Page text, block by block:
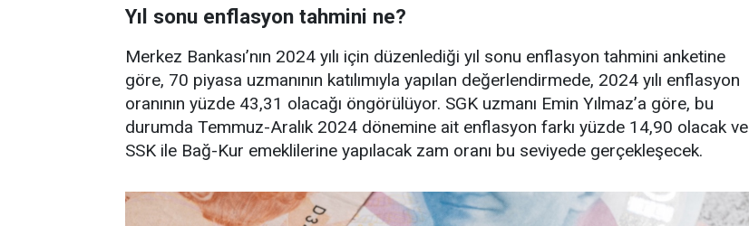
Yıl sonu enflasyon tahmini ne?
Merkez Bankası’nın 2024 yılı için düzenlediği yıl sonu enflasyon tahmini anketine
göre, 70 piyasa uzmanının katılımıyla yapılan değerlendirmede, 2024 yılı enflasyon
oranının yüzde 43,31 olacağı öngörülüyor. SGK uzmanı Emin Yılmaz’a göre, bu
durumda Temmuz-Aralık 2024 dönemine ait enflasyon farkı yüzde 14,90 olacak ve
SSK ile Bağ-Kur emeklilerine yapılacak zam oranı bu seviyede gerçekleşecek.